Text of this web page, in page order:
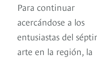
Para continuar
acercándose a los
entusiastas del
arte en la región, la